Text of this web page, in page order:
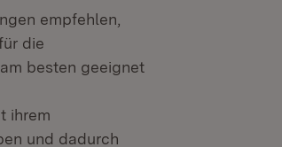
empfehlen,
die
besten geeignet
ihrem
und dadurch